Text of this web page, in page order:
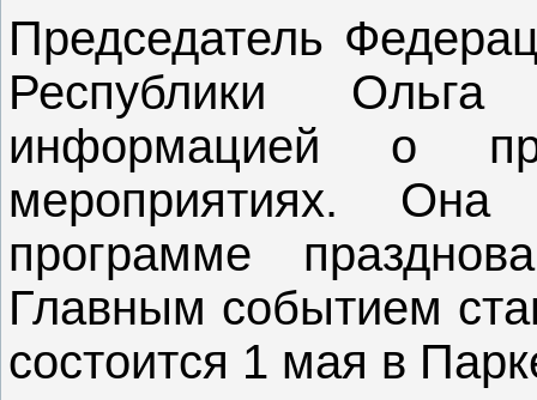
Председатель
Республики
информацией о
мероприятиях.
программе
Главным событием
состоится 1 мая в